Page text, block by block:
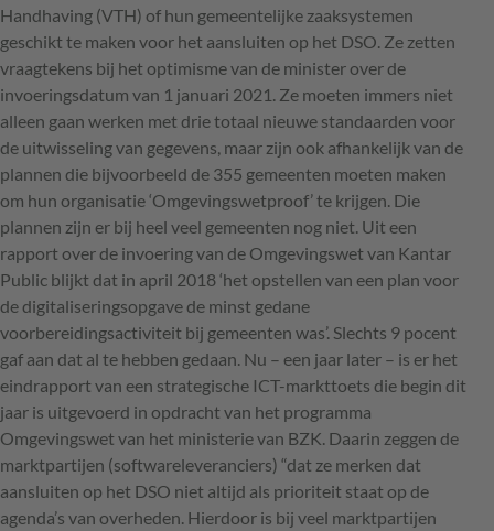
Handhaving (VTH) of hun gemeentelijke zaaksystemen
geschikt te maken voor het aansluiten op het DSO . Ze zetten
vraagtekens bij het optimisme van de minister over de
invoeringsdatum van 1 januari 2021. Ze moeten immers niet
alleen gaan werken met drie totaal nieuwe standaarden voor
de uitwisseling van gegevens, maar zijn ook afhankelijk van de
plannen die bijvoorbeeld de 355 gemeenten moeten maken
om hun organisatie ‘Omgevingswetproof’ te krijgen. Die
plannen zijn er bij heel veel gemeenten nog niet. Uit een
rapport over de invoering van de Omgevingswet van Kantar
Public blijkt dat in april 2018 ‘het opstellen van een plan voor
de digitaliseringsopgave de minst gedane
voorbereidingsactiviteit bij gemeenten was’. Slechts 9 pocent
gaf aan dat al te hebben gedaan. Nu – een jaar later – is er het
eindrapport van een strategische ICT-markttoets die begin dit
jaar is uitgevoerd in opdracht van het programma
Omgevingswet van het ministerie van BZK . Daarin zeggen de
marktpartijen (softwareleveranciers) “dat ze merken dat
aansluiten op het DSO niet altijd als prioriteit staat op de
agenda’s van overheden. Hierdoor is bij veel marktpartijen